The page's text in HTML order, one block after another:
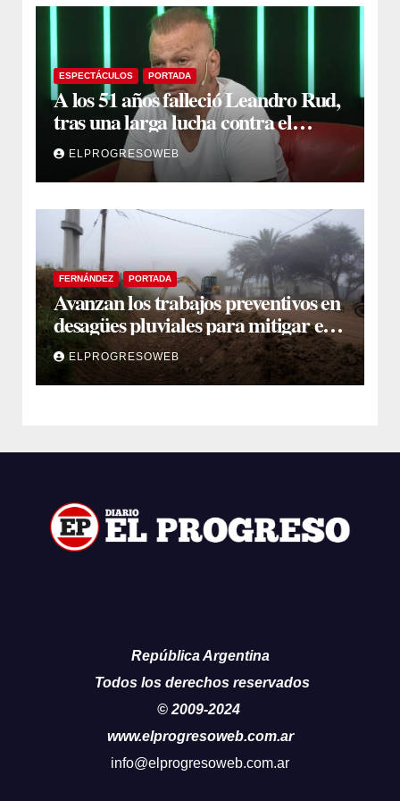
ESPECTÁCULOS PORTADA
A los 51 años falleció Leandro Rud,
tras una larga lucha contra el
cáncer
ELPROGRESOWEB
FERNÁNDEZ PORTADA
Avanzan los trabajos preventivos en
desagües pluviales para mitigar el
impacto de la temporada de lluvias
ELPROGRESOWEB
República Argentina
Todos los derechos reservados
© 2009-2024
www.elprogresoweb.com.ar
info@elprogresoweb.com.ar